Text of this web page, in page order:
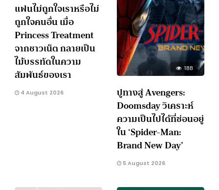
แฟนไม่ถูกใจเราหรือไม่
ถูกใจคนอื่น เมื่อ
Princess Treatment
จากชาวเน็ต กลายเป็น
ไม้บรรทัดในความ
สัมพันธ์ของเรา
4 August 2026
188
ปูทางสู่ Avengers:
Doomsday วิเคราะห์
ความเป็นไปได้ที่ซ่อนอยู่
ใน ‘Spider-Man:
Brand New Day’
5 August 2026